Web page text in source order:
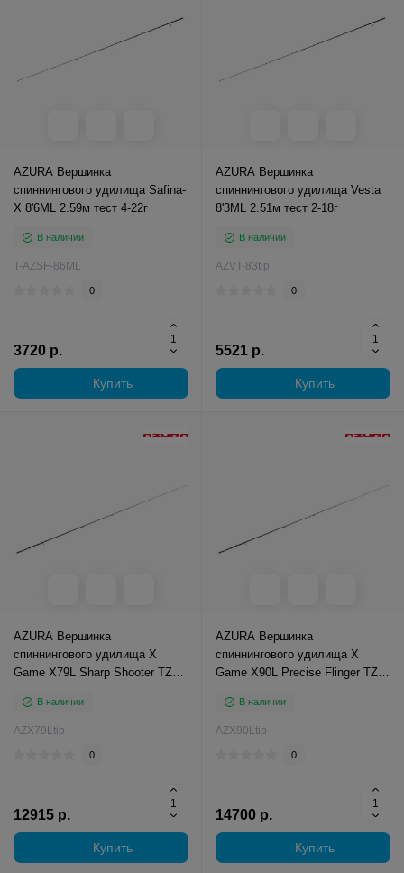
AZURA Вершинка
спиннингового удилища Safina-
X 8'6ML 2.59м тест 4-22г
В наличии
T-AZSF-86ML
0
3720 р.
Купить
AZURA Вершинка
спиннингового удилища Vesta
8'3ML 2.51м тест 2-18г
В наличии
AZVT-83tip
0
5521 р.
Купить
AZURA Вершинка
спиннингового удилища X
Game X79L Sharp Shooter TZ
В наличии
AZX79Ltip
0
12915 р.
Купить
AZURA Вершинка
спиннингового удилища X
Game X90L Precise Flinger TZ
В наличии
AZX90Ltip
0
14700 р.
Купить